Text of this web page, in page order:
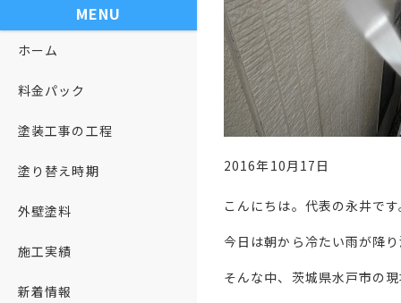
2016年10月17日
こんにちは。代表の永井で
今日は朝から冷たい雨が降
そんな中、茨城県水戸市の
MENU
ホーム
料金パック
塗装工事の工程
塗り替え時期
外壁塗料
施工実績
新着情報